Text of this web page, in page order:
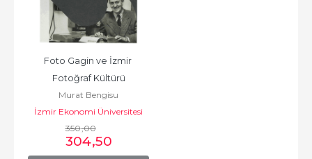
Foto Gagin ve İzmir
Fotoğraf Kültürü
Murat Bengisu
İzmir Ekonomi Üniversitesi
Yayınları
350,00
304,50